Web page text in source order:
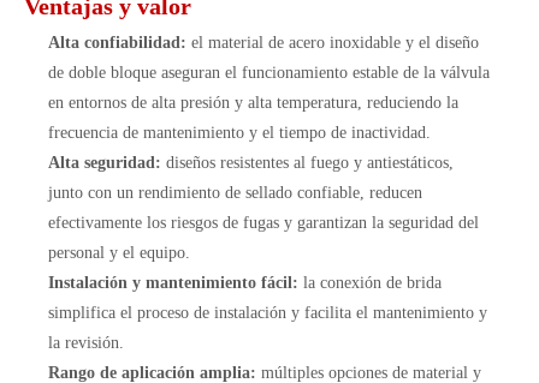
Ventajas y valor
Alta confiabilidad: el material de acero inoxidable y el diseño
de doble bloque aseguran el funcionamiento estable de la válvula
en entornos de alta presión y alta temperatura, reduciendo la
frecuencia de mantenimiento y el tiempo de inactividad.
Alta seguridad: diseños resistentes al fuego y antiestáticos,
junto con un rendimiento de sellado confiable, reducen
efectivamente los riesgos de fugas y garantizan la seguridad del
personal y el equipo.
Instalación y mantenimiento fácil: la conexión de brida
simplifica el proceso de instalación y facilita el mantenimiento y
la revisión.
Rango de aplicación amplia: múltiples opciones de material y